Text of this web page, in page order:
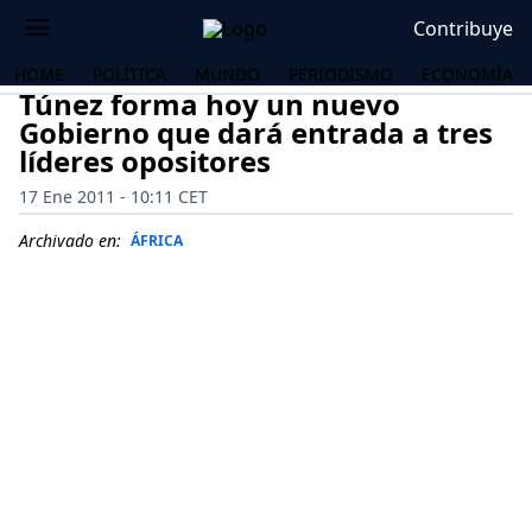
Contribuye
HOME POLÍTICA MUNDO PERIODISMO ECONOMÍA
Túnez forma hoy un nuevo
Gobierno que dará entrada a tres
líderes opositores
17 Ene 2011 - 10:11 CET
Archivado en: ÁFRICA